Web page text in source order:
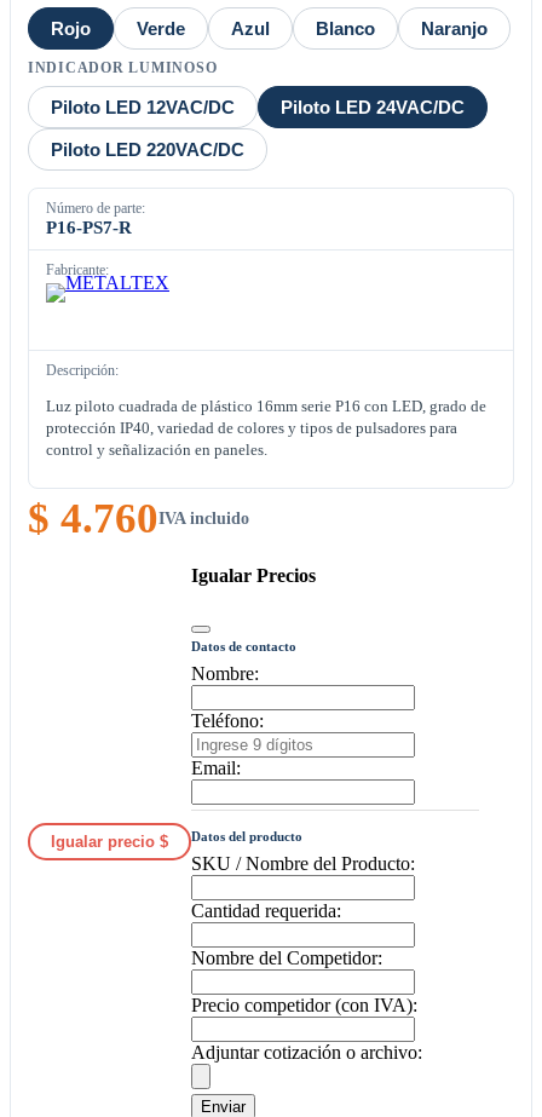
Rojo Verde Azul Blanco Naranjo
INDICADOR LUMINOSO
Piloto LED 12VAC/DC Piloto LED 24VAC/DC
Piloto LED 220VAC/DC
Número de parte:
P16-PS7-R
Fabricante:
Descripción:
Luz piloto cuadrada de plástico 16mm serie P16 con LED, grado de
protección IP40, variedad de colores y tipos de pulsadores para
control y señalización en paneles.
$ 4.760IVA incluido
Igualar precio $
Igualar Precios
Datos de contacto
Nombre:
Teléfono:
Email:
Datos del producto
SKU / Nombre del Producto:
Cantidad requerida:
Nombre del Competidor:
Precio competidor (con IVA):
Adjuntar cotización o archivo:
Enviar